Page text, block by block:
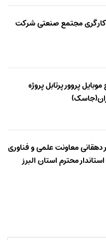
کارگری مجتمع صنعتی شرکت
پروور پرتابل پروژه
دهقانی معاونت علمی و فناوری
محترم استان البرز